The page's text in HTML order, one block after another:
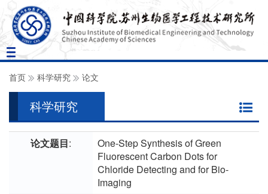
Toggle
navigation
首页 科学研究 论文
科学研究
论文题目:
One-Step Synthesis of Green
Fluorescent Carbon Dots for
Chloride Detecting and for Bio-
Imaging